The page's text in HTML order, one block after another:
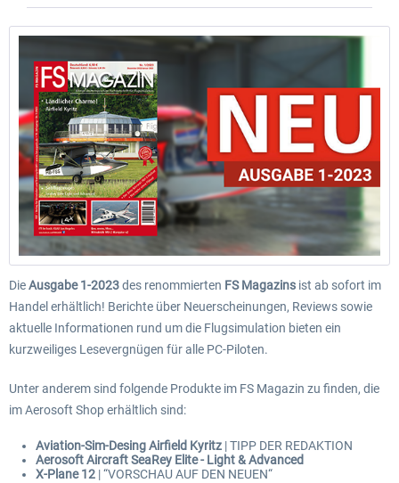
DieAusgabe 1-2023des renommierten FS Magazins ist ab sofort im
Handel erhältlich! Berichte über Neuerscheinungen, Reviews sowie
aktuelle Informationen rund um die Flugsimulation bieten ein
kurzweiliges Lesevergnügen für alle PC-Piloten.
Unter anderem sind folgende Produkte im FS Magazin zu finden, die
im Aerosoft Shop erhältlich sind:
Aviation-Sim-Desing Airfield Kyritz | TIPP DER REDAKTION
Aerosoft Aircraft SeaRey Elite - Light & Advanced
X-Plane 12 | “VORSCHAU AUF DEN NEUEN“